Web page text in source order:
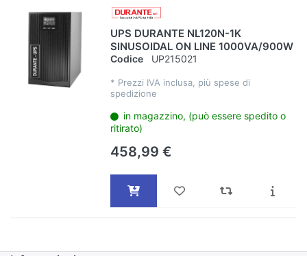
UPS DURANTE NL120N-1K
SINUSOIDAL ON LINE 1000VA/900W
Codice UP215021
* Prezzi IVA inclusa, più spese di
spedizione
in magazzino, (può essere spedito o
ritirato)
458,99 €